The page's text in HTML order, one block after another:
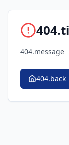
404.message
404.back